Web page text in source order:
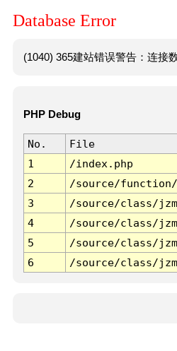
Database Error
(1040) 365建站错误警告：连接
PHP Debug
No. File
1
/index.php
2
/source/
3
/source/class/
4
/source/class/
5
/source/class/
6
/source/class/